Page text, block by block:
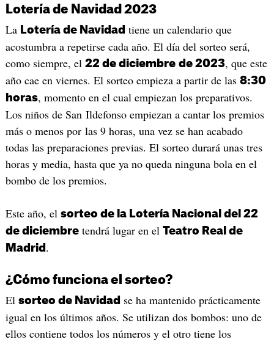
Lotería de Navidad 2023
La Lotería de Navidad tiene un calendario que
acostumbra a repetirse cada año. El día del sorteo será,
como siempre, el 22 de diciembre de 2023, que este
año cae en viernes. El sorteo empieza a partir de las 8:30
horas, momento en el cual empiezan los preparativos.
Los niños de San Ildefonso empiezan a cantar los premios
más o menos por las 9 horas, una vez se han acabado
todas las preparaciones previas. El sorteo durará unas tres
horas y media, hasta que ya no queda ninguna bola en el
bombo de los premios.
Este año, el sorteo de la Lotería Nacional del 22
de diciembretendrá lugar en el Teatro Real de
Madrid .
¿Cómo funciona el sorteo?
El sorteo de Navidad se ha mantenido prácticamente
igual en los últimos años. Se utilizan dos bombos: uno de
ellos contiene todos los números y el otro tiene los